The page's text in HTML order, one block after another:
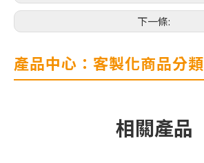
下一條:
產品中心：客製化商品分類
相關產品